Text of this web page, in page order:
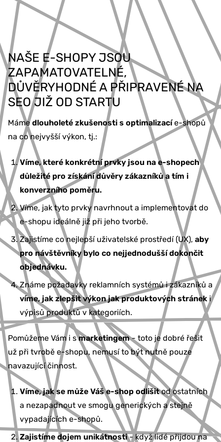
NAŠE E-SHOPY JSOU
ZAPAMATOVATELNÉ,
DŮVĚRYHODNÉ A PŘIPRAVENÉ NA
SEO JIŽ OD STARTU
Mámedlouholeté zkušenosti s optimalizacíe-shopů
na co nejvyšší výkon, tj.:
Víme, které konkrétní prvky jsou na e-shopech
důležité pro získání důvěry zákazníků a tím i
konverzního poměru.
Víme, jak tyto prvky navrhnout a implementovat do
e-shopu ideálně již při jeho tvorbě.
Zajistíme co nejlepší uživatelské prostředí (UX), aby
pro návštěvníky bylo co nejjednodušší dokončit
objednávku.
Známe požadavky reklamních systémů i zákazníků a
víme, jak zlepšit výkon jak produktových stránek i
výpisů produktů v kategoriích.
Pomůžeme Vám i smarketingem- toto je dobré řešit
už při tvrobě e-shopu, nemusí to být nutně pouze
navazující činnost.
Víme, jak se může Váš e-shop odlišitod ostatních
a nezapadnout ve smogu generických a stejně
vypadajících e-shopů.
Zajistíme dojem unikátnosti- když lidé přijdou na